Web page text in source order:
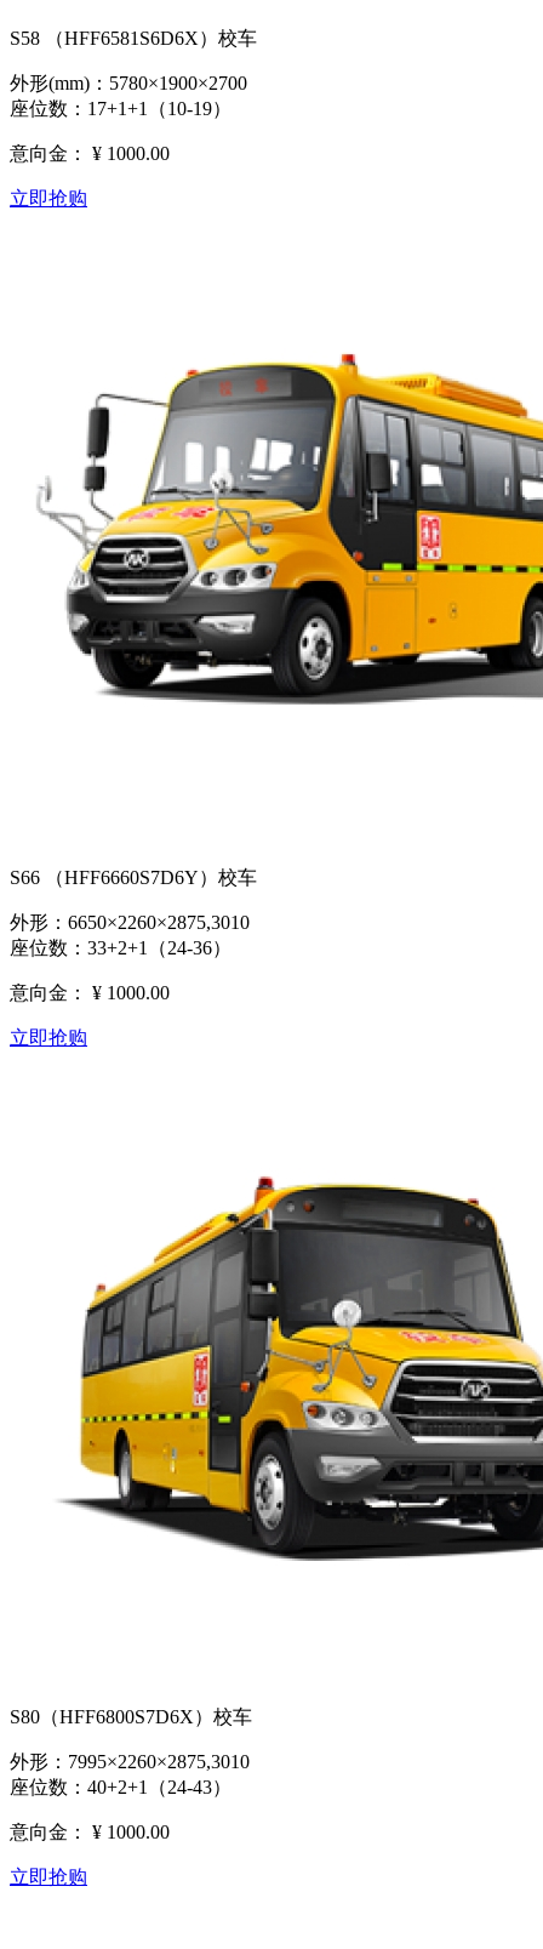
S58 （HFF6581S6D6X）校车
外形(mm)：5780×1900×2700
座位数：17+1+1（10-19）
意向金： ¥ 1000.00
立即抢购
S66 （HFF6660S7D6Y）校车
外形：6650×2260×2875,3010
座位数：33+2+1（24-36）
意向金： ¥ 1000.00
立即抢购
S80（HFF6800S7D6X）校车
外形：7995×2260×2875,3010
座位数：40+2+1（24-43）
意向金： ¥ 1000.00
立即抢购